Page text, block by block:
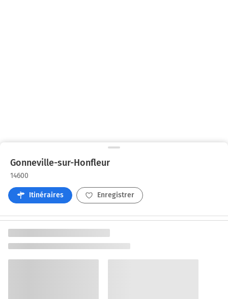
Gonneville-sur-Honfleur
14600
Itinéraires Enregistrer